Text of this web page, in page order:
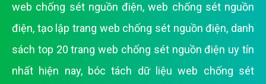
web chống sét nguồn điện,web chống sét nguồn
điện, tạo lập trang web chống sét nguồn điện, danh
sách top 20 trang web chống sét nguồn điện uy tín
nhất hiện nay, bóc tách dữ liệu web chống sét